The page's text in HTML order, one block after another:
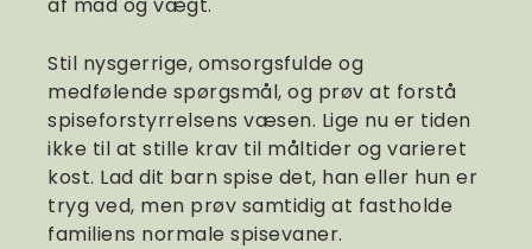
Stil nysgerrige, omsorgsfulde og
medfølende spørgsmål, og prøv at forstå
spiseforstyrrelsens væsen. Lige nu er tiden
ikke til at stille krav til måltider og varieret
kost. Lad dit barn spise det, han eller hun er
tryg ved, men prøv samtidig at fastholde
familiens normale spisevaner.